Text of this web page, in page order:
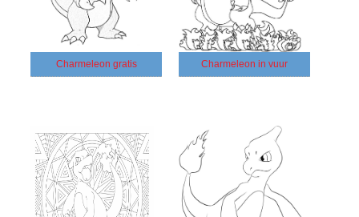
Charmeleon gratis Charmeleon in vuur